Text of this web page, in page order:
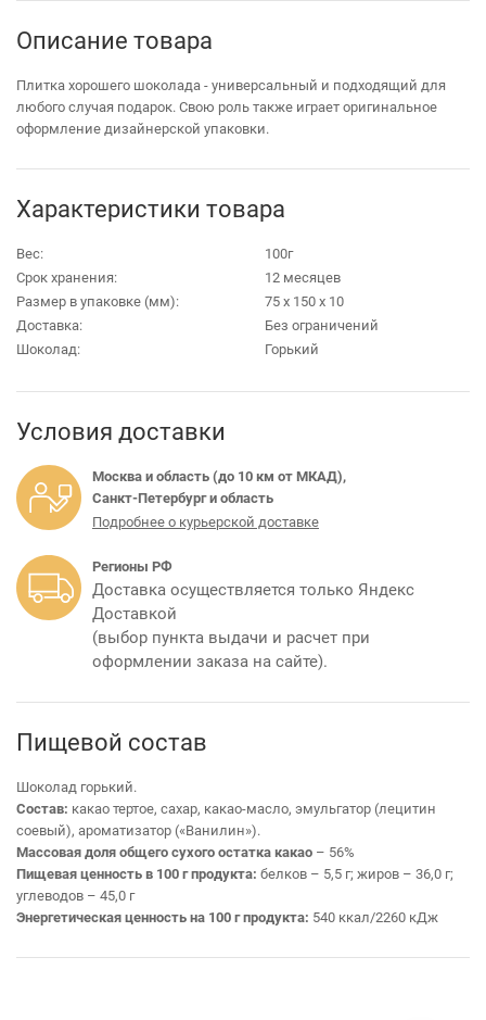
Описание товара
Плитка хорошего шоколада - универсальный и подходящий для
любого случая подарок. Свою роль также играет оригинальное
оформление дизайнерской упаковки.
Характеристики товара
Вес:
100г
Срок хранения:
12 месяцев
Размер в упаковке (мм):
75 х 150 х 10
Доставка:
Без ограничений
Шоколад:
Горький
Условия доставки
Москва и область (до 10 км от МКАД),
Санкт-Петербург и область
Подробнее о курьерской доставке
Регионы РФ
Доставка осуществляется только Яндекс
Доставкой
(выбор пункта выдачи и расчет при
оформлении заказа на сайте).
Пищевой состав
Шоколад горький.
Состав: какао тертое, сахар, какао-масло, эмульгатор (лецитин
соевый), ароматизатор («Ванилин»).
Массовая доля общего сухого остатка какао – 56%
Пищевая ценность в 100 г продукта: белков – 5,5 г; жиров – 36,0 г;
углеводов – 45,0 г
Энергетическая ценность на 100 г продукта: 540 ккал/2260 кДж